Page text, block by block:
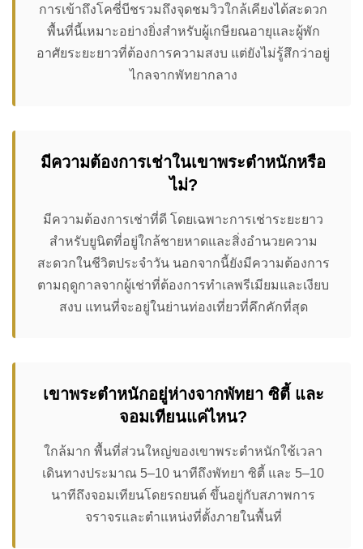
การเข้าถึงโคซี่บีชรวมถึงจุดชมวิวใกล้เคียงได้สะดวก
พื้นที่นี้เหมาะอย่างยิ่งสำหรับผู้เกษียณอายุและผู้พัก
อาศัยระยะยาวที่ต้องการความสงบ แต่ยังไม่รู้สึกว่าอยู่
ไกลจากพัทยากลาง
มีความต้องการเช่าในเขาพระตำหนักหรือ
ไม่?
มีความต้องการเช่าที่ดี โดยเฉพาะการเช่าระยะยาว
สำหรับยูนิตที่อยู่ใกล้ชายหาดและสิ่งอำนวยความ
สะดวกในชีวิตประจำวัน นอกจากนี้ยังมีความต้องการ
ตามฤดูกาลจากผู้เช่าที่ต้องการทำเลพรีเมียมและเงียบ
สงบ แทนที่จะอยู่ในย่านท่องเที่ยวที่คึกคักที่สุด
เขาพระตำหนักอยู่ห่างจากพัทยา ซิตี้ และ
จอมเทียนแค่ไหน?
ใกล้มาก พื้นที่ส่วนใหญ่ของเขาพระตำหนักใช้เวลา
เดินทางประมาณ 5–10 นาทีถึงพัทยา ซิตี้ และ 5–10
นาทีถึงจอมเทียนโดยรถยนต์ ขึ้นอยู่กับสภาพการ
จราจรและตำแหน่งที่ตั้งภายในพื้นที่